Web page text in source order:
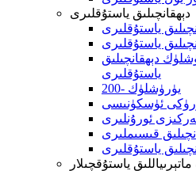
دېھقانچىلىق ياستۇقلىرى
ياستۇقلىرى
ياستۇقلىرى
دېھقانچىلىق
ياستۇقلىرى
200- يۈرۈشلۈك
ئۈسكۈنىسى
ئورۇنلىرى
قىسىملىرى
ياستۇقلىرى
ماتېرىياللىق ياستۇقچىلار